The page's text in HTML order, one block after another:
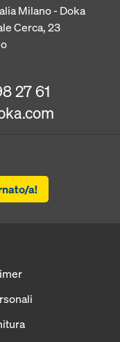
Milano - Doka
Cerca, 23
27 61
a!